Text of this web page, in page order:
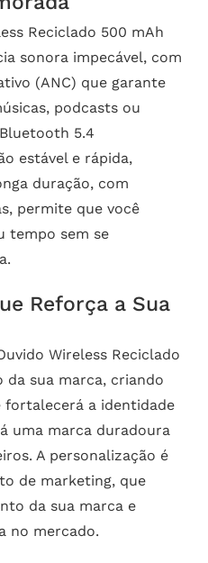
Reciclado 500 mAh
sonora impecável, com
(ANC) que garante
podcasts ou
5.4
estável e rápida,
duração, com
permite que você
tempo sem se
Reforça a Sua
Wireless Reciclado
sua marca, criando
fortalecerá a identidade
uma marca duradoura
A personalização é
de marketing, que
da sua marca e
no mercado.